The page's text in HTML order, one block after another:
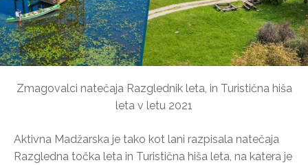
Zmagovalci natečaja Razglednik leta, in Turistična hiša
leta v letu 2021
Aktivna Madžarska je tako kot lani razpisala natečaja
Razgledna točka leta in Turistična hiša leta, na katera je